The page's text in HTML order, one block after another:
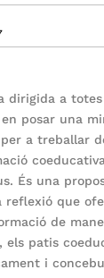
dirigida a
posar una
a treballar
És una
reflexió que
de
els patis
i